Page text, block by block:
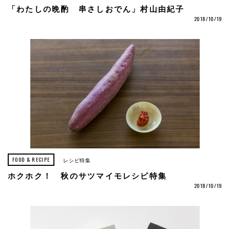
「わたしの晩酌 串さしおでん」村山由紀子
2018/10/19
FOOD & RECIPE レシピ特集
ホクホク！ 秋のサツマイモレシピ特集
2018/10/19